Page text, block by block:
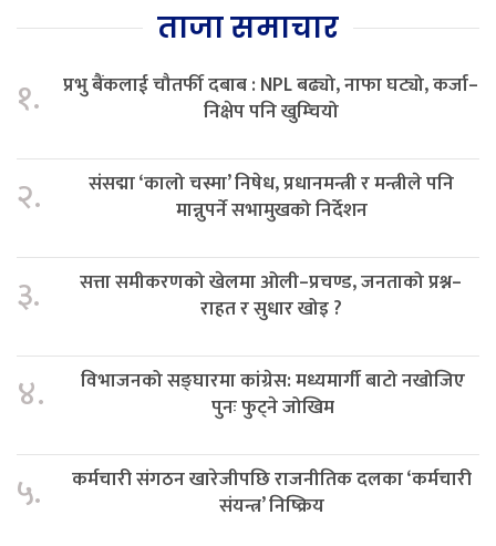
ताजा समाचार
१.
प्रभु बैंकलाई चौतर्फी दबाब : NPL बढ्यो, नाफा घट्यो, कर्जा–
निक्षेप पनि खुम्चियो
२.
संसद्मा ‘कालो चस्मा’ निषेध, प्रधानमन्त्री र मन्त्रीले पनि
मान्नुपर्ने सभामुखको निर्देशन
३.
सत्ता समीकरणको खेलमा ओली–प्रचण्ड, जनताको प्रश्न–
राहत र सुधार खोइ ?
४.
विभाजनको सङ्घारमा कांग्रेस: मध्यमार्गी बाटो नखोजिए
पुनः फुट्ने जोखिम
५.
कर्मचारी संगठन खारेजीपछि राजनीतिक दलका ‘कर्मचारी
संयन्त्र’ निष्क्रिय